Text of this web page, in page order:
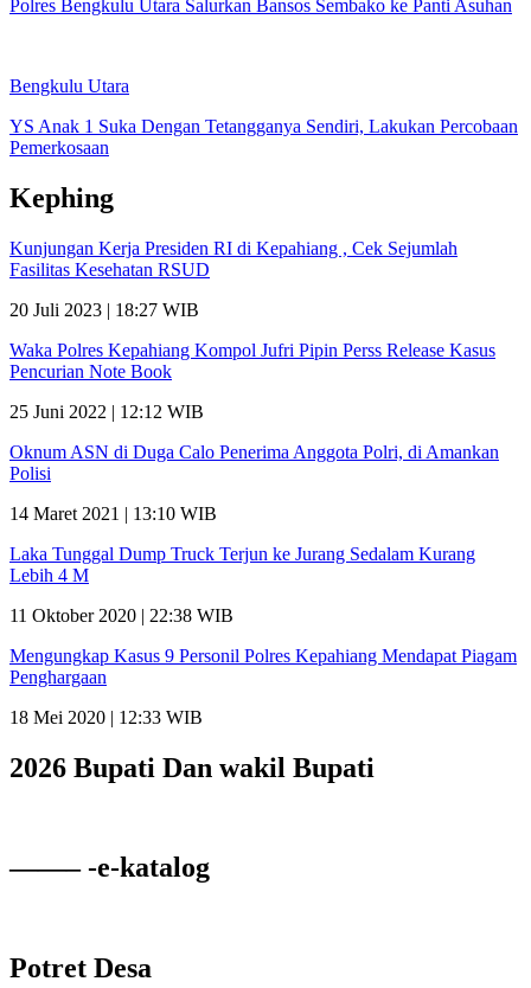
Polres Bengkulu Utara Salurkan Bansos Sembako ke Panti Asuhan
Bengkulu Utara
YS Anak 1 Suka Dengan Tetangganya Sendiri, Lakukan Percobaan
Pemerkosaan
Kephing
Kunjungan Kerja Presiden RI di Kepahiang , Cek Sejumlah
Fasilitas Kesehatan RSUD
20 Juli 2023 | 18:27 WIB
Waka Polres Kepahiang Kompol Jufri Pipin Perss Release Kasus
Pencurian Note Book
25 Juni 2022 | 12:12 WIB
Oknum ASN di Duga Calo Penerima Anggota Polri, di Amankan
Polisi
14 Maret 2021 | 13:10 WIB
Laka Tunggal Dump Truck Terjun ke Jurang Sedalam Kurang
Lebih 4 M
11 Oktober 2020 | 22:38 WIB
Mengungkap Kasus 9 Personil Polres Kepahiang Mendapat Piagam
Penghargaan
18 Mei 2020 | 12:33 WIB
2026 Bupati Dan wakil Bupati
——– -e-katalog
Potret Desa